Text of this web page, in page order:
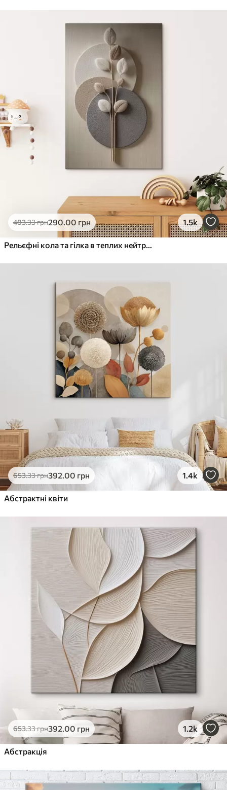
Яскраві, насичені кольори
Стійкість до вицвітання
Безпечне чорнило без запаху
Поверхня з текстурою полотна
Екологічний матеріал
Преміум
Від363
Яскраві, насичені кольори
Стійкість до вицвітання
Безпечне чорнило без запаху
Поверхня з текстурою полотна
Еко-Преміум
.00грн
✓Яскраві, насичені кольори
Поверхня з текстурою полотна
Екологічний матеріал
483.33грн290.00 грн 1.5k
Рельєфні кола та гілка в теплих нейтральних тонах
653.33грн392.00 грн 1.4k
Абстрактні квіти
653.33грн392.00 грн 1.2k
Абстракція